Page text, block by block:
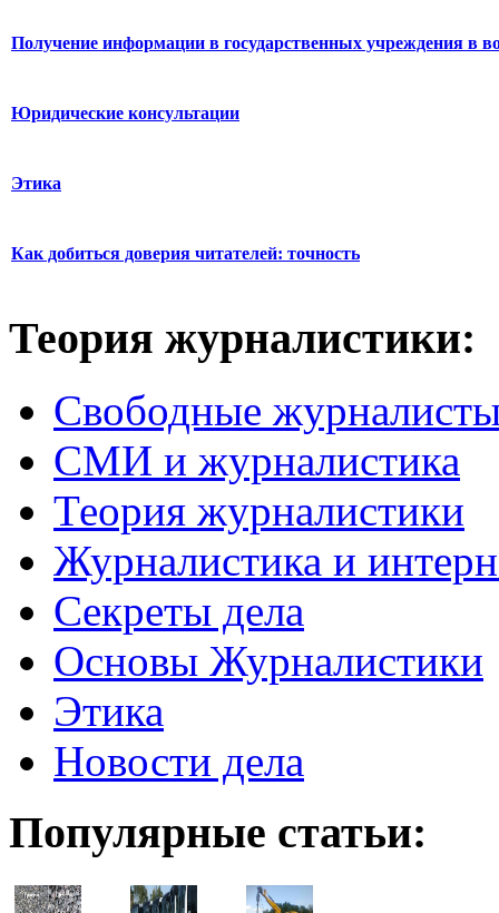
Получение информации в государственных учреждения в
Юридические консультации
Этика
Как добиться доверия читателей: точность
Теория журналистики:
Свободные
СМИ и журналистика
Теория журналистики
Журналистика и
Секреты дела
Основы Журналистики
Этика
Новости дела
Популярные статьи: